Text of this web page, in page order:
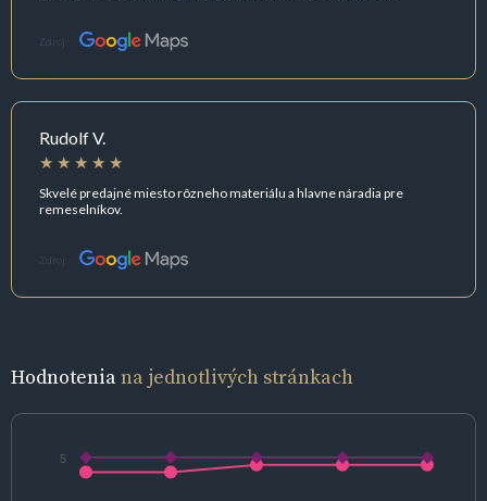
Zdroj:
Rudolf V.
Skvelé predajné miesto rôzneho materiálu a hlavne náradia pre
remeselníkov.
Zdroj:
Hodnoteniana jednotlivých stránkach
5